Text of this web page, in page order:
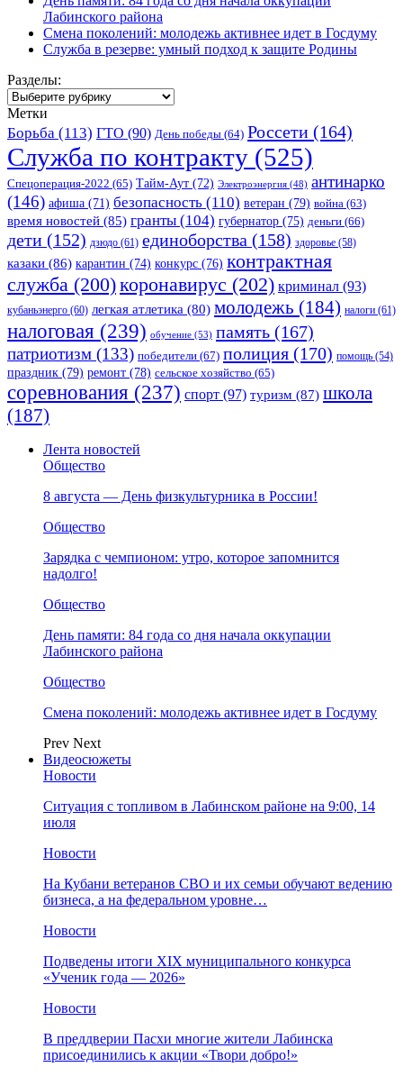
Лабинского района
Смена поколений: молодежь активнее идет в Госдуму
Служба в резерве: умный подход к защите Родины
Разделы:
Разделы:
Метки
Борьба (113) ГТО (90) День победы (64) Россети (164)
Служба по контракту (525)
Спецоперация-2022 (65) Тайм-Аут (72) Электроэнергия (48) антинарко
(146) афиша (71) безопасность (110) ветеран (79) война (63)
время новостей (85) гранты (104) губернатор (75) деньги (66)
дети (152) дзюдо (61) единоборства (158) здоровье (58)
казаки (86) карантин (74) конкурс (76) контрактная
служба (200)коронавирус (202) криминал (93)
кубаньэнерго (60) легкая атлетика (80) молодежь (184) налоги (61)
налоговая (239) обучение (53) память (167)
патриотизм (133) победители (67) полиция (170) помощь (54)
праздник (79) ремонт (78) сельское хозяйство (65)
соревнования (237) спорт (97) туризм (87) школа
(187)
Лента новостей
Общество
8 августа — День физкультурника в России!
Общество
Зарядка с чемпионом: утро, которое запомнится
надолго!
Общество
День памяти: 84 года со дня начала оккупации
Лабинского района
Общество
Смена поколений: молодежь активнее идет в Госдуму
Prev Next
Видеосюжеты
Новости
Ситуация с топливом в Лабинском районе на 9:00, 14
июля
Новости
На Кубани ветеранов СВО и их семьи обучают ведению
бизнеса, а на федеральном уровне…
Новости
Подведены итоги XIX муниципального конкурса
«Ученик года — 2026»
Новости
В преддверии Пасхи многие жители Лабинска
присоединились к акции «Твори добро!»